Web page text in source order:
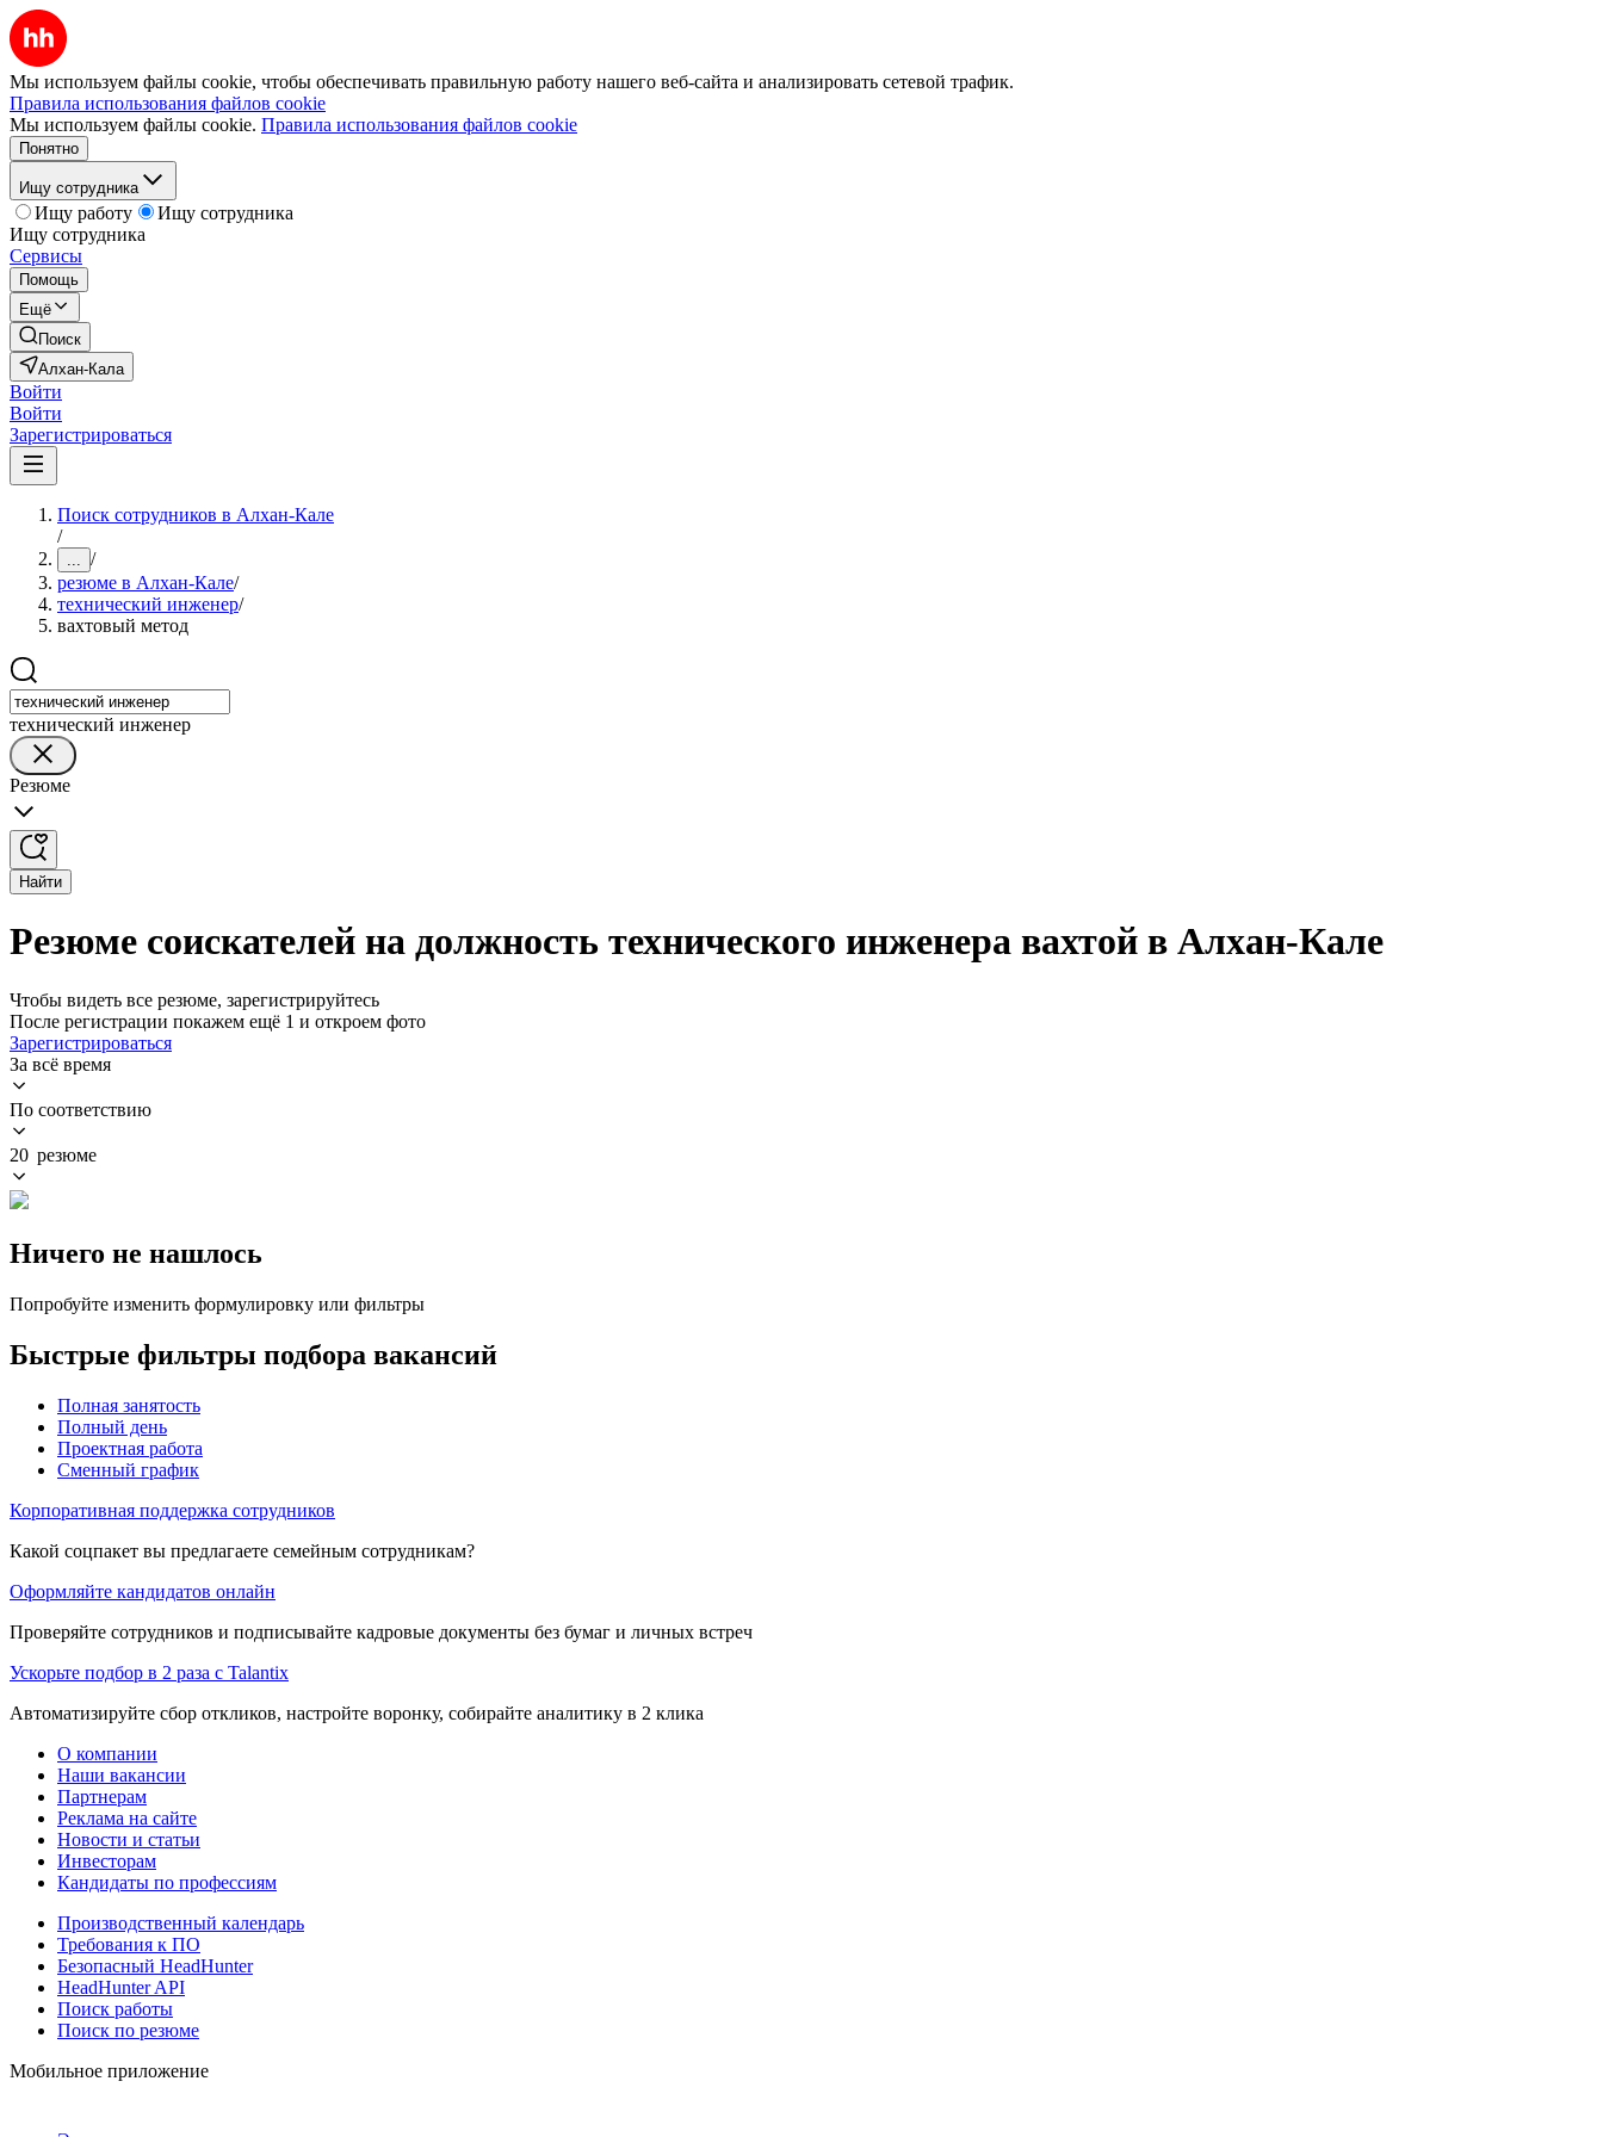
Мы используем файлы cookie, чтобы обеспечивать правильную работу нашего веб-сайта и анализировать сетевой трафик.
Правила использования файлов cookie
Мы используем файлы cookie. Правила использования файлов cookie
Понятно
Ищу сотрудника
Ищу работу
Ищу сотрудника
Ищу сотрудника
Сервисы
Помощь
Ещё
Поиск
Алхан-Кала
Войти
Войти
Зарегистрироваться
Поиск сотрудников в Алхан-Кале
/
... /
резюме в Алхан-Кале/
технический инженер/
вахтовый метод
технический инженер
Резюме
Найти
Резюме соискателей на должность технического инженера вахтой в Алхан-Кале
Чтобы видеть все резюме, зарегистрируйтесь
После регистрации покажем ещё 1 и откроем фото
Зарегистрироваться
За всё время
По соответствию
20 резюме
Ничего не нашлось
Попробуйте изменить формулировку или фильтры
Быстрые фильтры подбора вакансий
Полная занятость
Полный день
Проектная работа
Сменный график
Корпоративная поддержка сотрудников
Какой соцпакет вы предлагаете семейным сотрудникам?
Оформляйте кандидатов онлайн
Проверяйте сотрудников и подписывайте кадровые документы без бумаг и личных встреч
Ускорьте подбор в 2 раза с Talantix
Автоматизируйте сбор откликов, настройте воронку, собирайте аналитику в 2 клика
О компании
Наши вакансии
Партнерам
Реклама на сайте
Новости и статьи
Инвесторам
Кандидаты по профессиям
Производственный календарь
Требования к ПО
Безопасный HeadHunter
HeadHunter API
Поиск работы
Поиск по резюме
Мобильное приложение